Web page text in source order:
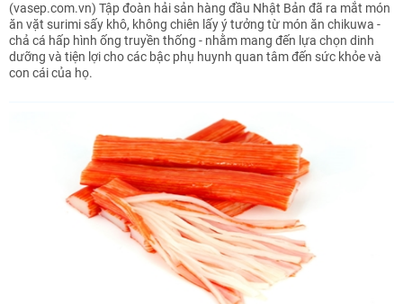
(vasep.com.vn) Tập đoàn hải sản hàng đầu Nhật Bản đã ra mắt món
ăn vặt surimi sấy khô, không chiên lấy ý tưởng từ món ăn chikuwa -
chả cá hấp hình ống truyền thống - nhằm mang đến lựa chọn dinh
dưỡng và tiện lợi cho các bậc phụ huynh quan tâm đến sức khỏe và
con cái của họ.